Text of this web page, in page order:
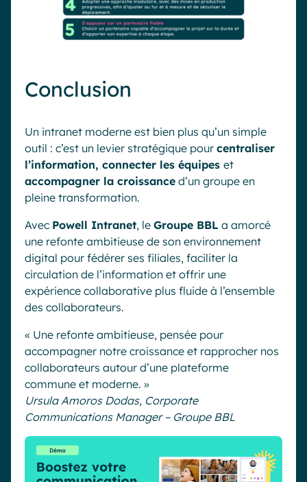
Conclusion
Un intranet moderne est bien plus qu’un simple
outil : c’est un levier stratégique pour centraliser
l’information, connecter les équipes et
accompagner la croissance d’un groupe en
pleine transformation.
Avec Powell Intranet, le Groupe BBL a amorcé
une refonte ambitieuse de son environnement
digital pour fédérer ses filiales, faciliter la
circulation de l’information et offrir une
expérience collaborative plus fluide à l’ensemble
des collaborateurs.
« Une refonte ambitieuse, pensée pour
accompagner notre croissance et rapprocher nos
collaborateurs autour d’une plateforme
commune et moderne. »
Ursula Amoros Dodas, Corporate
Communications Manager – Groupe BBL